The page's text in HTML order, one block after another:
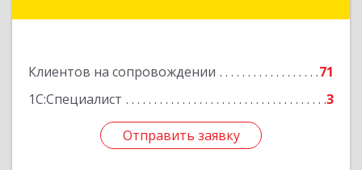
Клиентов на сопровождении
71
1С:Специалист
3
Отправить заявку
Отправить заявку